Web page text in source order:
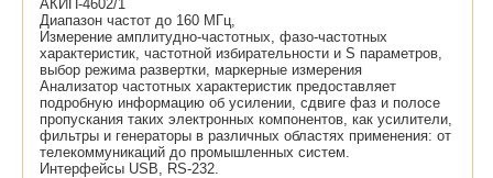
АКИП-4602/1
Диапазон частот до 160 МГц,
Измерение амплитудно-частотных, фазо-частотных
характеристик, частотной избирательности и S параметров,
выбор режима развертки, маркерные измерения
Анализатор частотных характеристик предоставляет
подробную информацию об усилении, сдвиге фаз и полосе
пропускания таких электронных компонентов, как усилители,
фильтры и генераторы в различных областях применения: от
телекоммуникаций до промышленных систем.
Интерфейсы USB, RS-232.